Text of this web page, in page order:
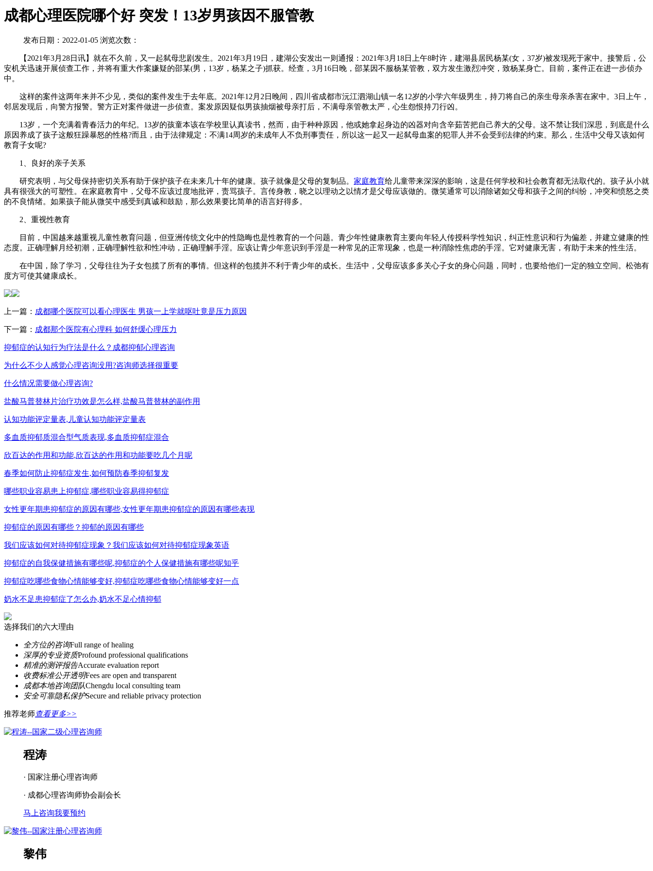
成都心理医院哪个好 突发！13岁男孩因不服管教
发布日期：2022-01-05 浏览次数：
【2021年3月28日讯】就在不久前，又一起弑母悲剧发生。2021年3月19日，建湖公安发出一则通报：2021年3月18日上午8时许，建湖县居民杨某(女，37岁)被发现死于家中。接警后，公
安机关迅速开展侦查工作，并将有重大作案嫌疑的邵某(男，13岁，杨某之子)抓获。经查，3月16日晚，邵某因不服杨某管教，双方发生激烈冲突，致杨某身亡。目前，案件正在进一步侦办
中。
这样的案件这两年来并不少见，类似的案件发生于去年底。2021年12月2日晚间，四川省成都市沅江泗湖山镇一名12岁的小学六年级男生，持刀将自己的亲生母亲杀害在家中。3日上午，
邻居发现后，向警方报警。警方正对案件做进一步侦查。案发原因疑似男孩抽烟被母亲打后，不满母亲管教太严，心生怨恨持刀行凶。
13岁，一个充满着青春活力的年纪。13岁的孩童本该在学校里认真读书，然而，由于种种原因，他或她拿起身边的凶器对向含辛茹苦把自己养大的父母。这不禁让我们深思，到底是什么
原因养成了孩子这般狂躁暴怒的性格?而且，由于法律规定：不满14周岁的未成年人不负刑事责任，所以这一起又一起弑母血案的犯罪人并不会受到法律的约束。那么，生活中父母又该如何
教育子女呢?
1、良好的亲子关系
研究表明，与父母保持密切关系有助于保护孩子在未来几十年的健康。孩子就像是父母的复制品。 家庭教育给儿童带来深深的影响，这是任何学校和社会教育都无法取代的。孩子从小就
具有很强大的可塑性。在家庭教育中，父母不应该过度地批评，责骂孩子。言传身教，晓之以理动之以情才是父母应该做的。微笑通常可以消除诸如父母和孩子之间的纠纷，冲突和愤怒之类
的不良情绪。如果孩子能从微笑中感受到真诚和鼓励，那么效果要比简单的语言好得多。
2、重视性教育
目前，中国越来越重视儿童性教育问题，但亚洲传统文化中的性隐晦也是性教育的一个问题。青少年性健康教育主要向年轻人传授科学性知识，纠正性意识和行为偏差，并建立健康的性
态度。正确理解月经初潮，正确理解性欲和性冲动，正确理解手淫。应该让青少年意识到手淫是一种常见的正常现象，也是一种消除性焦虑的手淫。它对健康无害，有助于未来的性生活。
在中国，除了学习，父母往往为子女包揽了所有的事情。但这样的包揽并不利于青少年的成长。生活中，父母应该多多关心子女的身心问题，同时，也要给他们一定的独立空间。松弛有
度方可使其健康成长。
上一篇： 成都哪个医院可以看心理医生 男孩一上学就呕吐竟是压力原因
下一篇： 成都那个医院有心理科 如何舒缓心理压力
抑郁症的认知行为疗法是什么？成都抑郁心理咨询
为什么不少人感觉心理咨询没用?咨询师选择很重要
什么情况需要做心理咨询?
盐酸马普替林片治疗功效是怎么样,盐酸马普替林的副作用
认知功能评定量表,儿童认知功能评定量表
多血质抑郁质混合型气质表现,多血质抑郁症混合
欣百达的作用和功能,欣百达的作用和功能要吃几个月呢
春季如何防止抑郁症发生,如何预防春季抑郁复发
哪些职业容易患上抑郁症,哪些职业容易得抑郁症
女性更年期患抑郁症的原因有哪些,女性更年期患抑郁症的原因有哪些表现
抑郁症的原因有哪些？抑郁的原因有哪些
我们应该如何对待抑郁症现象？我们应该如何对待抑郁症现象英语
抑郁症的自我保健措施有哪些呢,抑郁症的个人保健措施有哪些呢知乎
抑郁症吃哪些食物心情能够变好,抑郁症吃哪些食物心情能够变好一点
奶水不足患抑郁症了怎么办,奶水不足心情抑郁
选择我们的六大理由
全方位的咨询Full range of healing
深厚的专业资质Profound professional qualifications
精准的测评报告Accurate evaluation report
收费标准公开透明Fees are open and transparent
成都本地咨询团队Chengdu local consulting team
安全可靠隐私保护Secure and reliable privacy protection
推荐老师查看更多>>
程涛
· 国家注册心理咨询师
· 成都心理咨询师协会副会长
马上咨询我要预约
黎伟